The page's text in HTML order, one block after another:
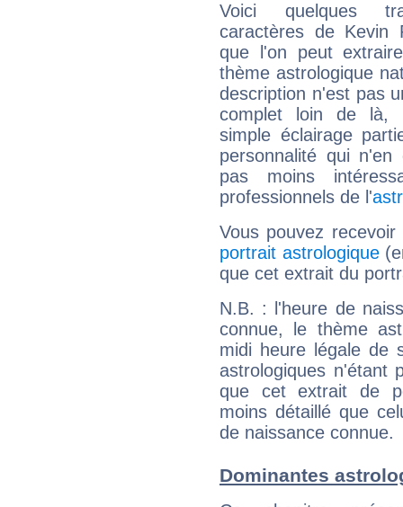
Voici quelques
caractères de Kevin
que l'on peut
thème astrologique
description n'est pas
complet loin de là,
simple éclairage
personnalité qui n'en
pas moins
professionnels de l'
Vous pouvez
portrait astrologique
que cet extrait du
N.B. : l'heure de
connue, le thème
midi heure légale de
astrologiques n'étant
que cet extrait de
moins détaillé que
de naissance connue.
Dominantes